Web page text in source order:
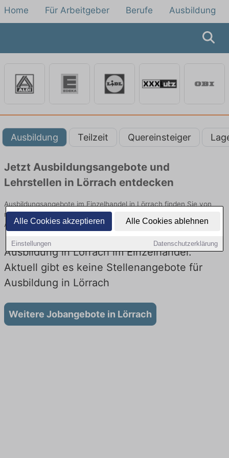
Alle Cookies akzeptieren Alle Cookies ablehnen
Einstellungen Datenschutzerklärung
Home Für Arbeitgeber Berufe Ausbildung
Ausbildung Teilzeit Quereinsteiger
Jetzt Ausbildungsangebote und
Lehrstellen in Lörrach entdecken
Ausbildungsangebote im Einzelhandel in Lörrach finden Sie von
namhaften Firmen. Entdecken Sie freie Optionen von Top-
Arbeitgebern und bewerben Sie sich noch heute.
Ausbildung in Lörrach im Einzelhandel:
Aktuell gibt es keine Stellenangebote für
Ausbildung in Lörrach
Weitere Jobangebote in Lörrach